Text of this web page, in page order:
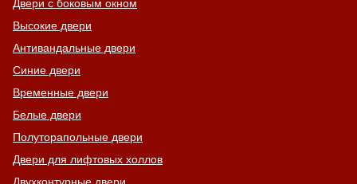
Двери с боковым окном
Высокие двери
Антивандальные двери
Синие двери
Временные двери
Белые двери
Полуторапольные двери
Двери для лифтовых холлов